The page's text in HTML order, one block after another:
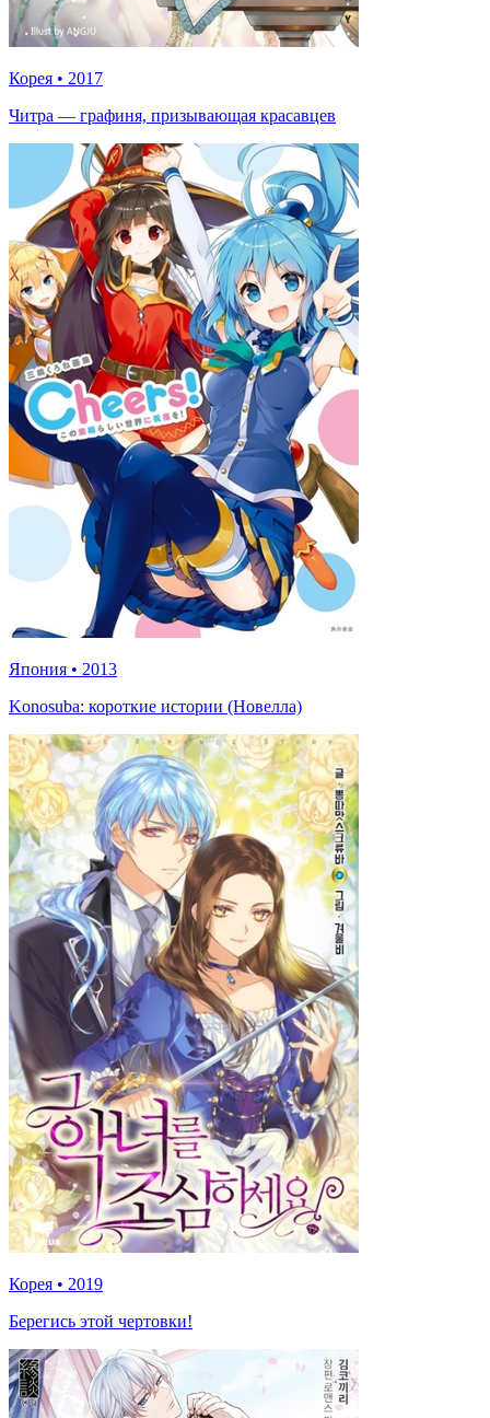
Корея • 2017
Читра — графиня, призывающая красавцев
Япония • 2013
Konosuba: короткие истории (Новелла)
Корея • 2019
Берегись этой чертовки!